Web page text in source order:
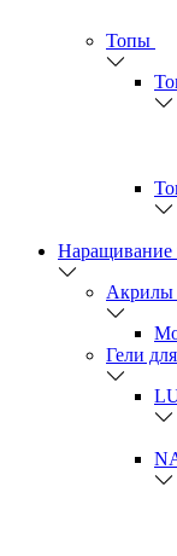
Топы
Наращивание
Акрилы
Гели